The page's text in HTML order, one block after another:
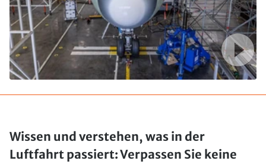
Wissen und verstehen, was in der
Luftfahrt passiert: Verpassen Sie keine